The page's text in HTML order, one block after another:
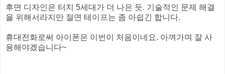
후면 디자인은 터치 5세대가 더 나은 듯. 기술적인 문제 해결
을 위해서라지만 절연 테이프는 좀 아쉽긴 합니다.
휴대전화로써 아이폰은 이번이 처음이네요. 아껴가며 잘 사
용해야겠습니다~